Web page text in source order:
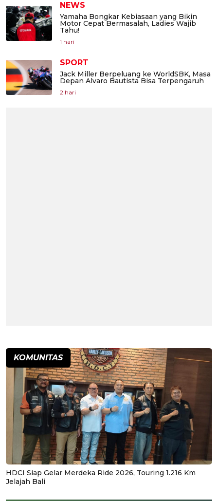
NEWS
Yamaha Bongkar Kebiasaan yang Bikin
Motor Cepat Bermasalah, Ladies Wajib
Tahu!
1 hari
SPORT
Jack Miller Berpeluang ke WorldSBK, Masa
Depan Alvaro Bautista Bisa Terpengaruh
2 hari
KOMUNITAS
HDCI Siap Gelar Merdeka Ride 2026, Touring 1.216 Km
Jelajah Bali